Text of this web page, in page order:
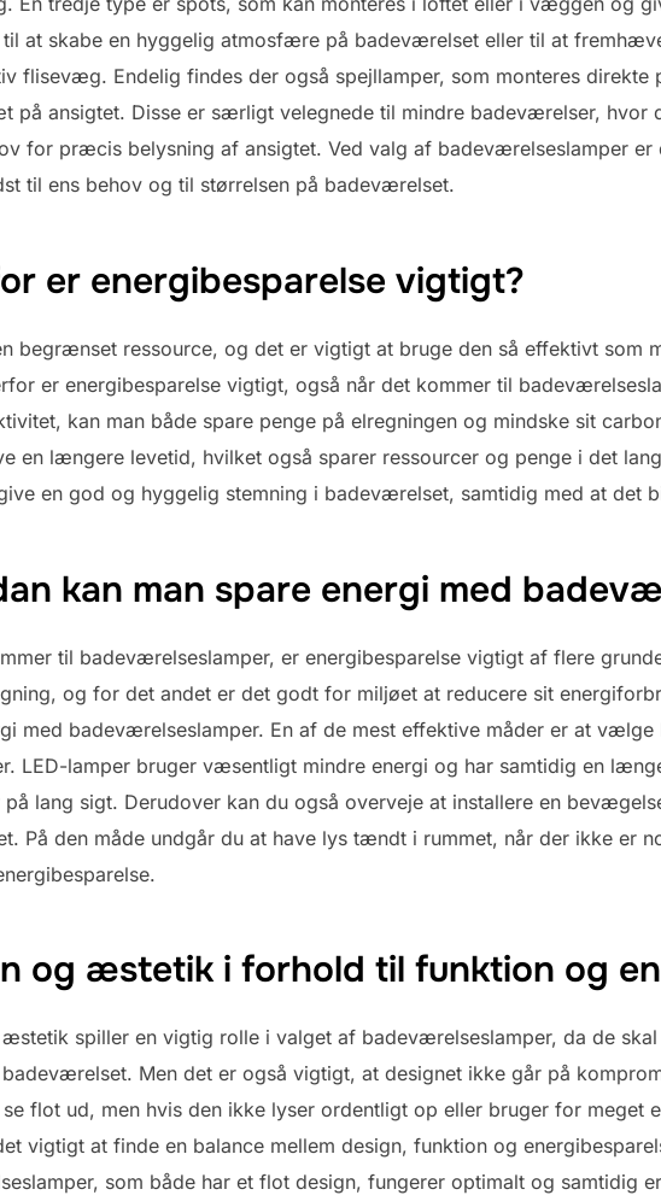
til at skabe en hyggelig atmosfære på badeværelset eller til at
flisevæg. Endelig findes der også spejllamper, som monteres
på ansigtet. Disse er særligt velegnede til mindre badeværelser, hvor
for præcis belysning af ansigtet. Ved valg af badeværelseslamper
til ens behov og til størrelsen på badeværelset.
er energibesparelse vigtigt?
begrænset ressource, og det er vigtigt at bruge den så effektivt som
er energibesparelse vigtigt, også når det kommer til
kan man både spare penge på elregningen og mindske sit
en længere levetid, hvilket også sparer ressourcer og penge i det
en god og hyggelig stemning i badeværelset, samtidig med at det
kan man spare energi med
til badeværelseslamper, er energibesparelse vigtigt af flere
og for det andet er det godt for miljøet at reducere sit
med badeværelseslamper. En af de mest effektive måder er at
LED-lamper bruger væsentligt mindre energi og har samtidig en
på lang sigt. Derudover kan du også overveje at installere en
På den måde undgår du at have lys tændt i rummet, når der ikke er
og æstetik i forhold til funktion og
spiller en vigtig rolle i valget af badeværelseslamper, da de
Men det er også vigtigt, at designet ikke går på
se flot ud, men hvis den ikke lyser ordentligt op eller bruger for meget
vigtigt at finde en balance mellem design, funktion og
som både har et flot design, fungerer optimalt og samtidig